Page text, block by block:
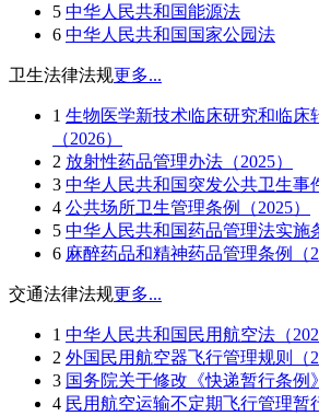
5 中华人民共和国能源法
6 中华人民共和国国家公园法
卫生法律法规更多...
1 生物医学新技术临床研究和临床
（2026）
2 放射性药品管理办法（2025）
3 中华人民共和国突发公共卫生事
4 公共场所卫生管理条例（2025）
5 中华人民共和国药品管理法实施
6 麻醉药品和精神药品管理条例（
交通法律法规更多...
1 中华人民共和国民用航空法（
2 外国民用航空器飞行管理规则（
3 国务院关于修改《快递暂行条例
4 民用航空运输不定期飞行管理暂